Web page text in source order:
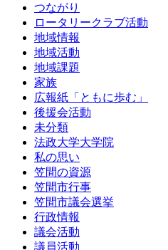
つながり
ロータリークラブ活動
地域情報
地域活動
地域課題
家族
広報紙「ともに歩む」
後援会活動
未分類
法政大学大学院
私の思い
笠間の資源
笠間市行事
笠間市議会選挙
行政情報
議会活動
議員活動